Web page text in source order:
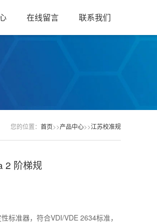
在线留言 联系我们
您的位置： 首页>>产品中心>>江苏校准规
2 阶梯规
标准器，符合VDI/VDE 2634标准，